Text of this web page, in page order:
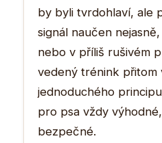
by byli tvrdohlaví, ale
signál naučen
nebo v příliš rušivém
vedený trénink přitom
jednoduchého
pro psa vždy
bezpečné.